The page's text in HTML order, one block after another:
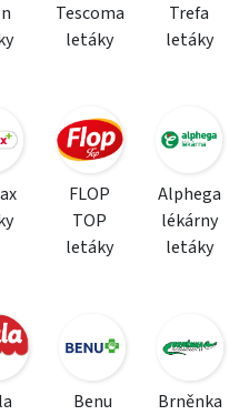
Tescoma
letáky
Trefa
letáky
FLOP
TOP
letáky
Alphega
lékárny
letáky
Benu
Brněnka